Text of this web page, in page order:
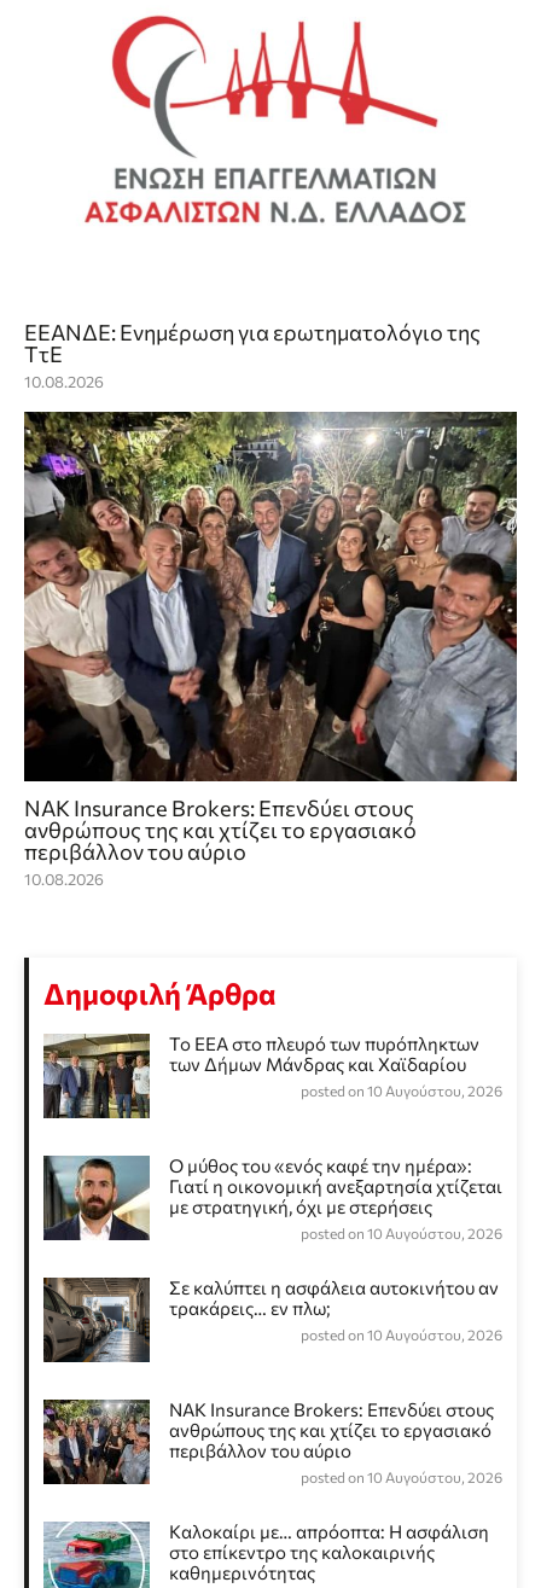
ΕΕΑΝΔΕ: Ενημέρωση για ερωτηματολόγιο της
ΤτΕ
10.08.2026
NAK Insurance Brokers: Επενδύει στους
ανθρώπους της και χτίζει το εργασιακό
περιβάλλον του αύριο
10.08.2026
Δημοφιλή Άρθρα
Το ΕΕΑ στο πλευρό των πυρόπληκτων
των Δήμων Μάνδρας και Χαϊδαρίου
posted on 10 Αυγούστου, 2026
Ο μύθος του «ενός καφέ την ημέρα»:
Γιατί η οικονομική ανεξαρτησία χτίζεται
με στρατηγική, όχι με στερήσεις
posted on 10 Αυγούστου, 2026
Σε καλύπτει η ασφάλεια αυτοκινήτου αν
τρακάρεις… εν πλω;
posted on 10 Αυγούστου, 2026
NAK Insurance Brokers: Επενδύει στους
ανθρώπους της και χτίζει το εργασιακό
περιβάλλον του αύριο
posted on 10 Αυγούστου, 2026
Καλοκαίρι με… απρόοπτα: Η ασφάλιση
στο επίκεντρο της καλοκαιρινής
καθημερινότητας